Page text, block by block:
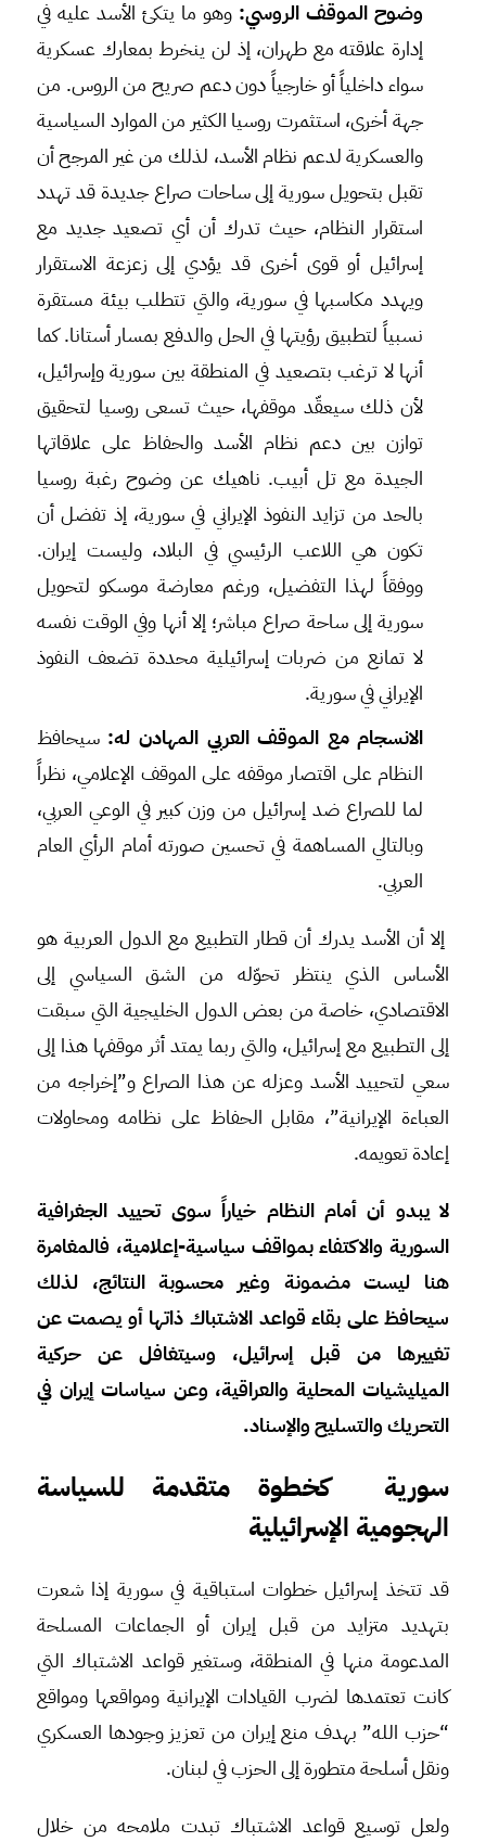
وضوح الموقف الروسي: وهو ما يتكئ الأسد عليه في
إدارة علاقته مع طهران، إذ لن ينخرط بمعارك عسكرية
سواء داخلياً أو خارجياً دون دعم صريح من الروس. من
جهة أخرى، استثمرت روسيا الكثير من الموارد السياسية
والعسكرية لدعم نظام الأسد، لذلك من غير المرجح أن
تقبل بتحويل سورية إلى ساحات صراع جديدة قد تهدد
استقرار النظام، حيث تدرك أن أي تصعيد جديد مع
إسرائيل أو قوى أخرى قد يؤدي إلى زعزعة الاستقرار
ويهدد مكاسبها في سورية، والتي تتطلب بيئة مستقرة
نسبياً لتطبيق رؤيتها في الحل والدفع بمسار أستانا. كما
أنها لا ترغب بتصعيد في المنطقة بين سورية وإسرائيل،
لأن ذلك سيعقّد موقفها، حيث تسعى روسيا لتحقيق
توازن بين دعم نظام الأسد والحفاظ على علاقاتها
الجيدة مع تل أبيب. ناهيك عن وضوح رغبة روسيا
بالحد من تزايد النفوذ الإيراني في سورية، إذ تفضل أن
تكون هي اللاعب الرئيسي في البلاد، وليست إيران.
ووفقاً لهذا التفضيل، ورغم معارضة موسكو لتحويل
سورية إلى ساحة صراع مباشر؛ إلا أنها وفي الوقت نفسه
لا تمانع من ضربات إسرائيلية محددة تضعف النفوذ
الإيراني في سورية.
الانسجام مع الموقف العربي المهادن له:سيحافظ
النظام على اقتصار موقفه على الموقف الإعلامي، نظراً
لما للصراع ضد إسرائيل من وزن كبير في الوعي العربي،
وبالتالي المساهمة في تحسين صورته أمام الرأي العام
العربي.
إلا أن الأسد يدرك أن قطار التطبيع مع الدول العربية هو
الأساس الذي ينتظر تحوّله من الشق السياسي إلى
الاقتصادي، خاصة من بعض الدول الخليجية التي سبقت
إلى التطبيع مع إسرائيل، والتي ربما يمتد أثر موقفها هذا إلى
سعي لتحييد الأسد وعزله عن هذا الصراع و”إخراجه من
العباءة الإيرانية”، مقابل الحفاظ على نظامه ومحاولات
إعادة تعويمه.
لا يبدو أن أمام النظام خياراً سوى تحييد الجغرافية
السورية والاكتفاء بمواقف سياسية-إعلامية، فالمغامرة
هنا ليست مضمونة وغير محسوبة النتائج، لذلك
سيحافظ على بقاء قواعد الاشتباك ذاتها أو يصمت عن
تغييرها من قبل إسرائيل، وسيتغافل عن حركية
الميليشيات المحلية والعراقية، وعن سياسات إيران في
التحريك والتسليح والإسناد.
سورية كخطوة متقدمة للسياسة
الهجومية الإسرائيلية
قد تتخذ إسرائيل خطوات استباقية في سورية إذا شعرت
بتهديد متزايد من قبل إيران أو الجماعات المسلحة
المدعومة منها في المنطقة، وستغير قواعد الاشتباك التي
كانت تعتمدها لضرب القيادات الإيرانية ومواقعها ومواقع
“حزب الله” بهدف منع إيران من تعزيز وجودها العسكري
ونقل أسلحة متطورة إلى الحزب في لبنان.
ولعل توسيع قواعد الاشتباك تبدت ملامحه من خلال